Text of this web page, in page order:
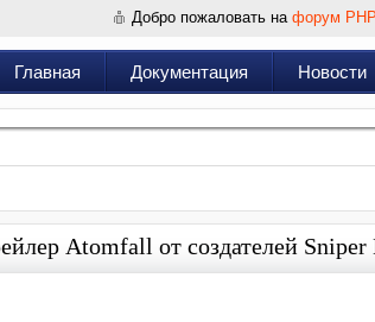
Добро пожаловать на форум
Главная Документация Новости
Atomfall от создателей